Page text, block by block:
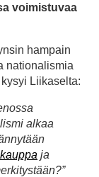
voimistuvaa
hampain
nationalismia
Liikaselta:
alkaa
ja